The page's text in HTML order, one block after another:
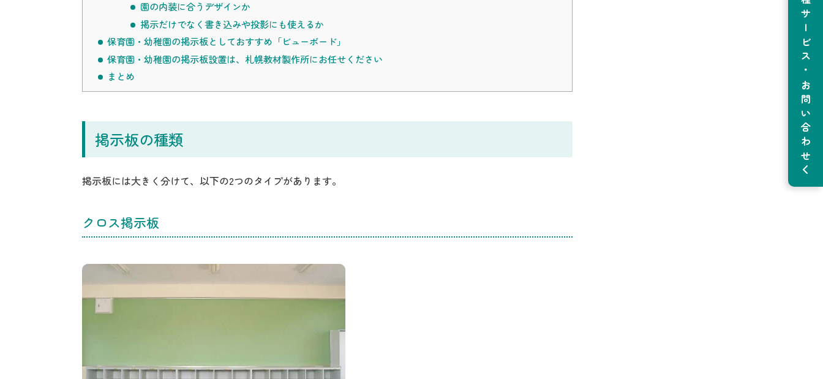
園の内装に合うデザインか
掲示だけでなく書き込みや投影にも使えるか
保育園・幼稚園の掲示板としておすすめ「ビューボード」
保育園・幼稚園の掲示板設置は、札幌教材製作所にお任せください
まとめ
掲示板の種類
掲示板には大きく分けて、以下の2つのタイプがあります。
クロス掲示板
各種サービス・お問い合わせ